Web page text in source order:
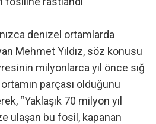
denizel ortamlarda
Mehmet Yıldız, söz konusu
milyonlarca yıl önce sığ
parçası olduğunu
“Yaklaşık 70 milyon yıl
ulaşan bu fosil, kapanan